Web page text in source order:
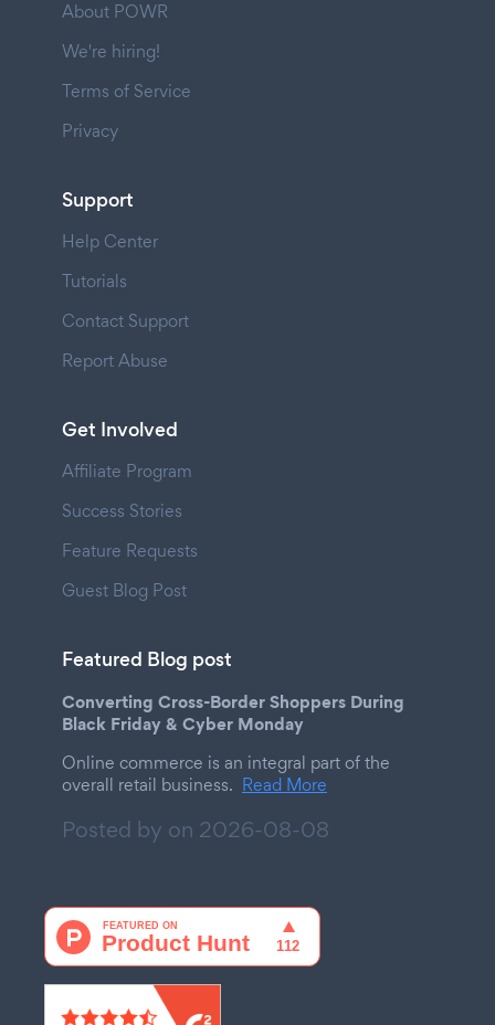
About POWR
We're hiring!
Terms of Service
Privacy
Support
Help Center
Tutorials
Contact Support
Report Abuse
Get Involved
Affiliate Program
Success Stories
Feature Requests
Guest Blog Post
Featured Blog post
Converting Cross-Border Shoppers During
Black Friday & Cyber Monday
Online commerce is an integral part of the
overall retail business. Read More
Posted by on 2026-08-08